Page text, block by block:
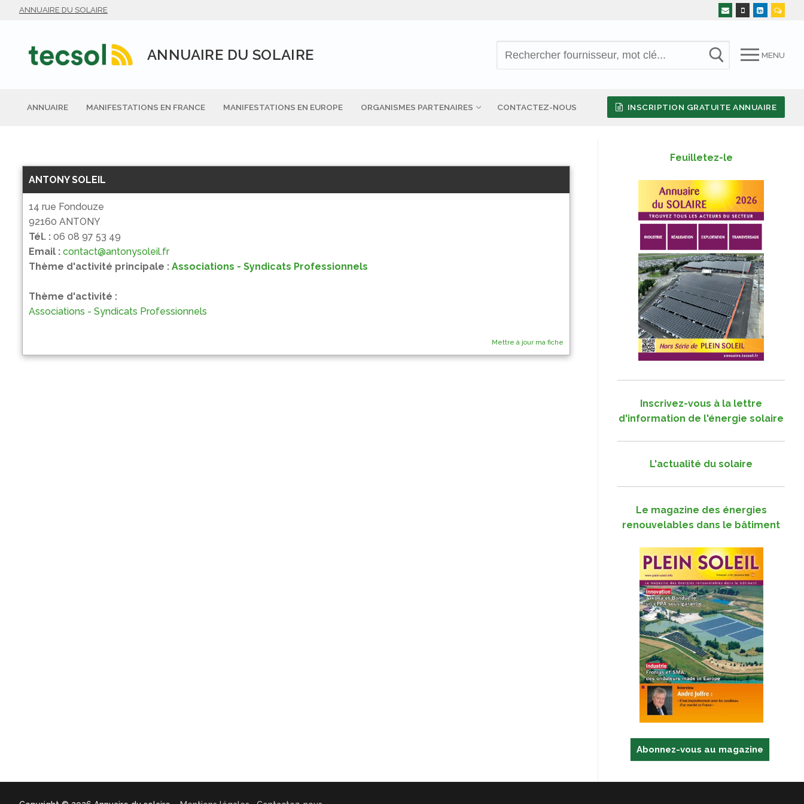
ANNUAIRE DU SOLAIRE
ANNUAIRE DU SOLAIRE MENU
ANNUAIRE MANIFESTATIONS EN FRANCE MANIFESTATIONS EN EUROPE ORGANISMES PARTENAIRES CONTACTEZ-NOUS INSCRIPTION GRATUITE ANNUAIRE
ANTONY SOLEIL
14 rue Fondouze
92160 ANTONY
Tél. : 06 08 97 53 49
Email : contact@antonysoleil.fr
Thème d'activité principale : Associations - Syndicats Professionnels
Thème d'activité :
Associations - Syndicats Professionnels
Mettre à jour ma fiche
Feuilletez-le
Inscrivez-vous à la lettre
d'information de l'énergie solaire
L'actualité du solaire
Le magazine des énergies
renouvelables dans le bâtiment
Abonnez-vous au magazine